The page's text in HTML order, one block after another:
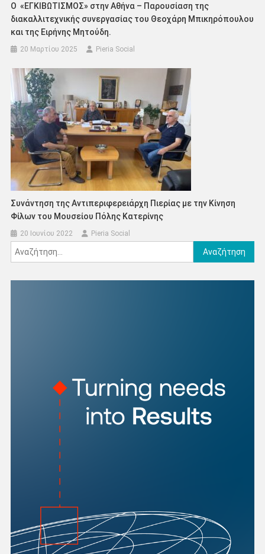
Ο «ΕΓΚΙΒΩΤΙΣΜΟΣ» στην Αθήνα – Παρουσίαση της
διακαλλιτεχνικής συνεργασίας του Θεοχάρη Μπικηρόπουλου
και της Ειρήνης Μητούδη.
20 Μαρτίου 2025 Pieria Social
Συνάντηση της Αντιπεριφερειάρχη Πιερίας με την Κίνηση
Φίλων του Μουσείου Πόλης Κατερίνης
20 Ιουνίου 2022 Pieria Social
Αναζήτηση
για: